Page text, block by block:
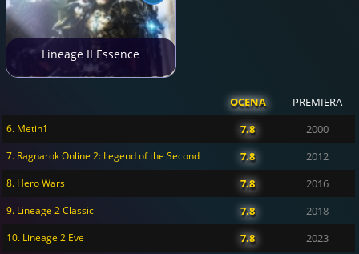
Lineage II Essence
OCENA PREMIERA
6. Metin1 7.8 2000
7. Ragnarok Online 2: Legend of the Second 7.8 2012
8. Hero Wars 7.8 2016
9. Lineage 2 Classic 7.8 2018
10. Lineage 2 Eve 7.8 2023